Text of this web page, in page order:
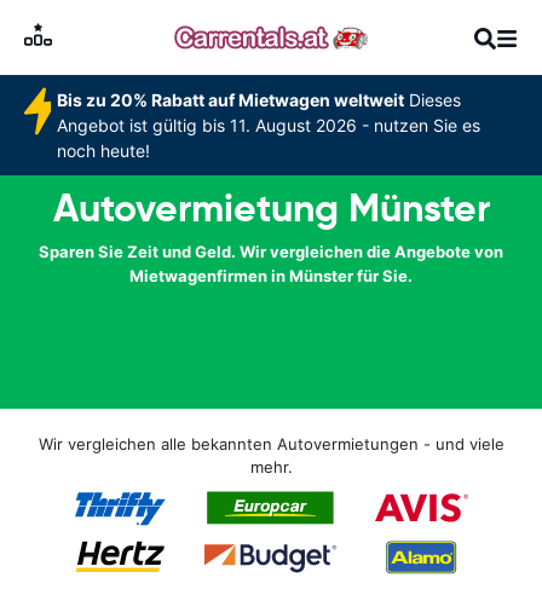
Bis zu 20% Rabatt auf Mietwagen weltweitDieses
Angebot ist gültig bis 11. August 2026 - nutzen Sie es
noch heute!
Autovermietung Münster
Sparen Sie Zeit und Geld. Wir vergleichen die Angebote von
Mietwagenfirmen in Münster für Sie.
Wir vergleichen alle bekannten Autovermietungen - und viele
mehr.